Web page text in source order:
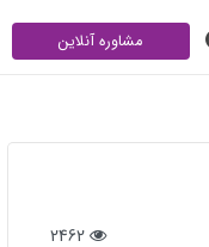
مشاوره آنلاین